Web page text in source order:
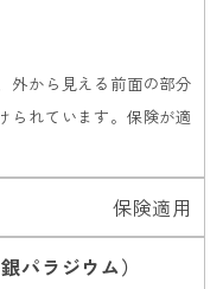
外から見える前面の部分
られています。保険が適
保険適用
パラジウム）